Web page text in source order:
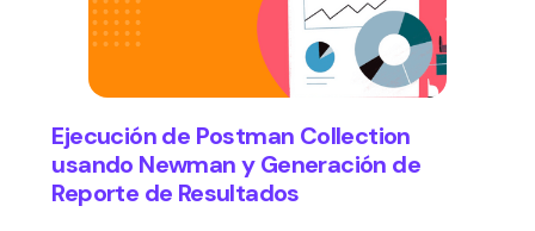
Ejecución de Postman Collection
usando Newman y Generación de
Reporte de Resultados